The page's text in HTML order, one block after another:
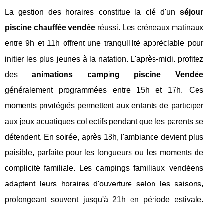
La gestion des horaires constitue la clé d'un séjour
piscine chauffée vendée réussi. Les créneaux matinaux
entre 9h et 11h offrent une tranquillité appréciable pour
initier les plus jeunes à la natation. L'après-midi, profitez
desanimations camping piscine Vendée
généralement programmées entre 15h et 17h. Ces
moments privilégiés permettent aux enfants de participer
aux jeux aquatiques collectifs pendant que les parents se
détendent. En soirée, après 18h, l'ambiance devient plus
paisible, parfaite pour les longueurs ou les moments de
complicité familiale. Les campings familiaux vendéens
adaptent leurs horaires d'ouverture selon les saisons,
prolongeant souvent jusqu'à 21h en période estivale.